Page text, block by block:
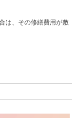
は、その修繕費用が敷